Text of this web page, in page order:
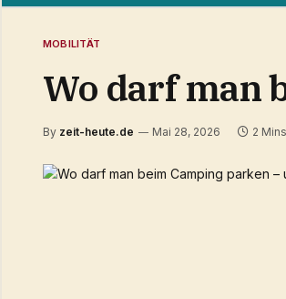
MOBILITÄT
Wo darf man
By zeit-heute.de Mai 28, 2026 2